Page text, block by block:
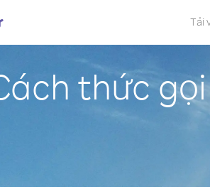
Tải
thức